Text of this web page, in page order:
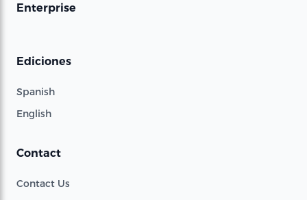
Enterprise
Ediciones
Spanish
English
Contact
Contact Us